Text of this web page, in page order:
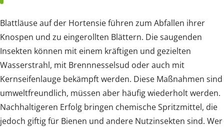
Blattläuse auf der Hortensie führen zum Abfallen ihrer
Knospen und zu eingerollten Blättern. Die saugenden
Insekten können mit einem kräftigen und gezielten
Wasserstrahl, mit Brennnesselsud oder auch mit
Kernseifenlauge bekämpft werden. Diese Maßnahmen sind
umweltfreundlich, müssen aber häufig wiederholt werden.
Nachhaltigeren Erfolg bringen chemische Spritzmittel, die
jedoch giftig für Bienen und andere Nutzinsekten sind. Wer